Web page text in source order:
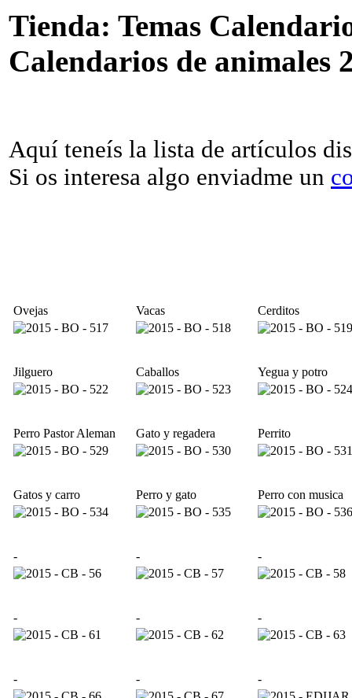
Tienda: Temas
Calendarios de animales
Aquí teneís la lista de artículos
Si os interesa algo enviadme un
Ovejas Vacas Cerditos
Jilguero Caballos Yegua y potro
Perro Pastor Aleman Gato y regadera Perrito
Gatos y carro Perro y gato Perro con musica
- - -
- - -
- - -